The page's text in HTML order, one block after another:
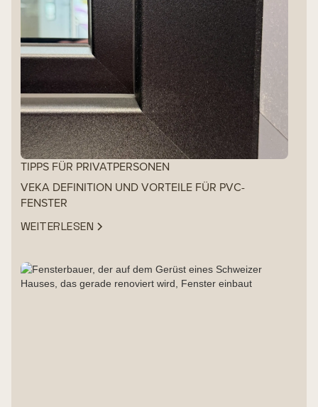
TIPPS FÜR PRIVATPERSONEN
VEKA DEFINITION UND VORTEILE FÜR PVC-
FENSTER
WEITERLESEN